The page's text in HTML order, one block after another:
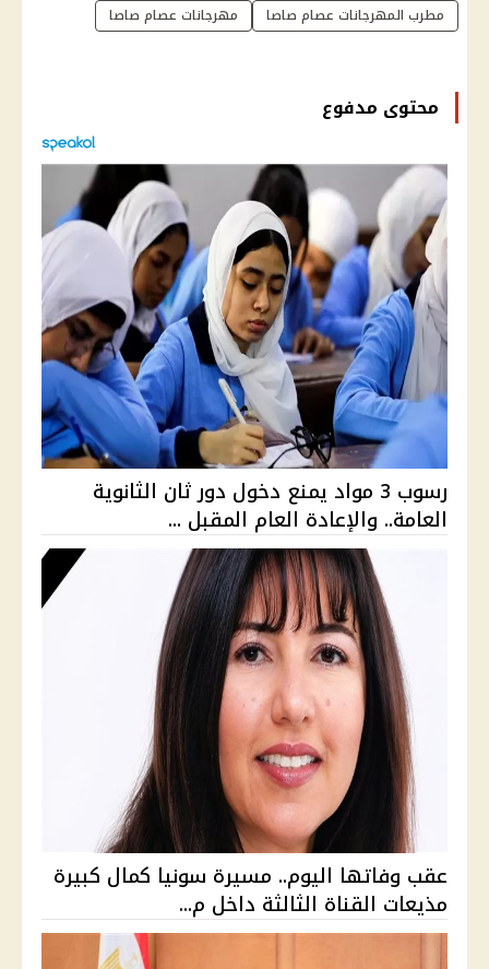
مطرب المهرجانات عصام صاصا مهرجانات عصام صاصا
محتوى مدفوع
رسوب 3 مواد يمنع دخول دور ثان الثانوية
العامة.. والإعادة العام المقبل ...
عقب وفاتها اليوم.. مسيرة سونيا كمال كبيرة
مذيعات القناة الثالثة داخل م...